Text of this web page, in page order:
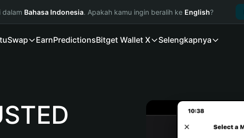
dalam Bahasa Indonesia. Apakah kamu ingin beralih ke English?
Swap EarnPredictionsBitget Wallet X Selengkapnya